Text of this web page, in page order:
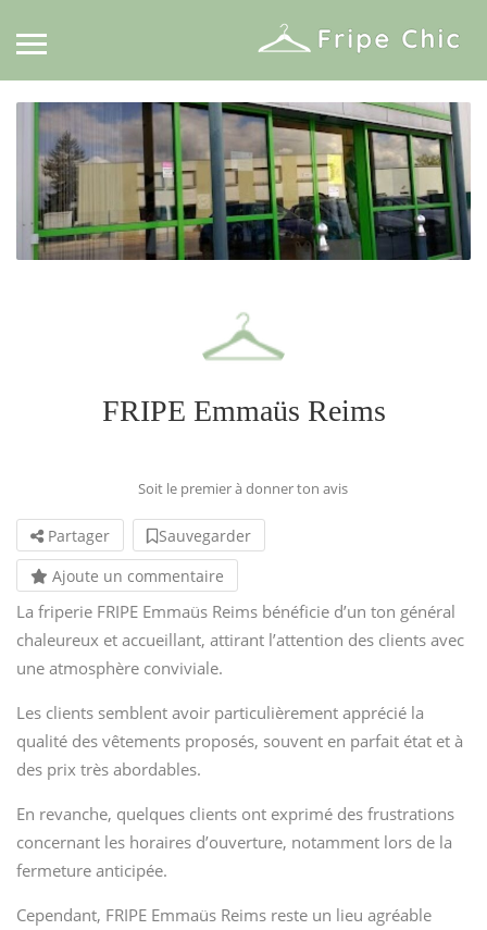
FRIPE Emmaüs Reims
Soit le premier à donner ton avis
Partager
Sauvegarder
Ajoute un commentaire
La friperie FRIPE Emmaüs Reims bénéficie d’un ton général
chaleureux et accueillant, attirant l’attention des clients avec
une atmosphère conviviale.
Les clients semblent avoir particulièrement apprécié la
qualité des vêtements proposés, souvent en parfait état et à
des prix très abordables.
En revanche, quelques clients ont exprimé des frustrations
concernant les horaires d’ouverture, notamment lors de la
fermeture anticipée.
Cependant, FRIPE Emmaüs Reims reste un lieu agréable